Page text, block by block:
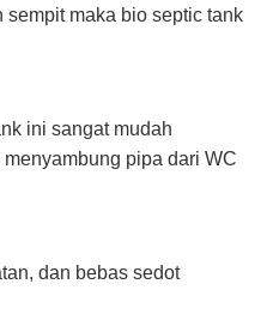
maka bio septic tank
ini sangat mudah
pipa dari WC
dan bebas sedot